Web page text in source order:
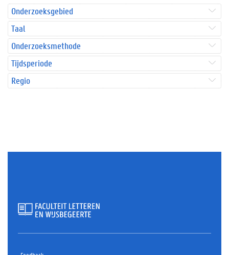
Onderzoeksgebied
Taal
Onderzoeksmethode
Tijdsperiode
Regio